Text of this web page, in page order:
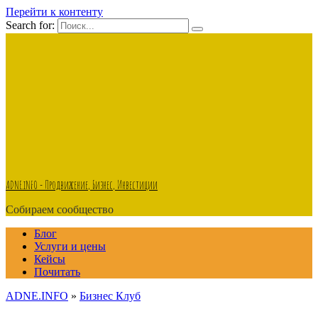
Перейти к контенту
Search for:
ADNE.iNFO - Продвижение, Бизнес, Инвестиции
Собираем сообщество
Блог
Услуги и цены
Кейсы
Почитать
ADNE.INFO » Бизнес Клуб